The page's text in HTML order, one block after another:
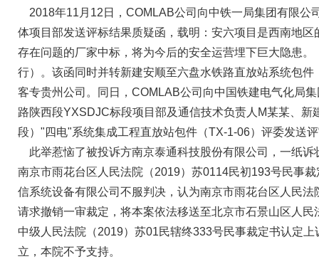
2018年11月12日，COMLAB公司向中铁一局集团有限公
体项目部发送评标结果质疑函，载明：安六项目是西南地区
存在问题的厂家中标，将为今后的安全运营埋下巨大隐患。
行）。该函同时并转新建安顺至六盘水铁路直放站系统包件
客专贵州公司。
同日，COMLAB公司向中国铁建电气化局
路陕西段YXSDJC标段项目部及通信技术负责人M某某、新
段）"四电"系统集成工程直放站包件（TX-1-06）评委发送
此举惹恼了被投诉方南京泰通科技股份有限公司，一纸诉
南京市雨花台区人民法院（2019）苏0114民初193号民事裁
信系统设备有限公司不服判决， 认为南京市雨花台区人民法
请求撤销一审裁定，将本案依法移送至北京市石景山区人民
中级人民法院（2019）苏01民辖终333号民事裁定书认定
立，本院不予支持。